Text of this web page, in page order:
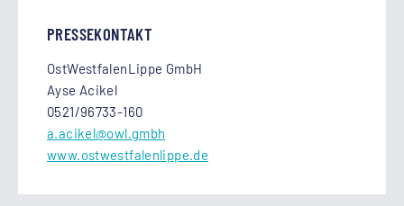
PRESSEKONTAKT
OstWestfalenLippe GmbH
Ayse Acikel
0521/96733-160
a.acikel@owl.gmbh
www.ostwestfalenlippe.de